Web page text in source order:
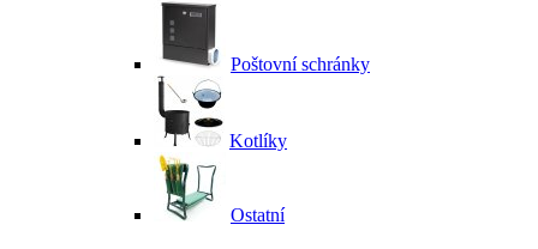
Poštovní schránky
Kotlíky
Ostatní